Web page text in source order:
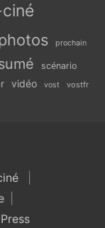
prochain
scénario
vidéo vost vostfr